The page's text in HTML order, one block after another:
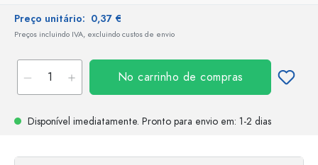
Preço unitário: 0,37 €
Preços incluindo IVA, excluindo custos de envio
No carrinho de compras
Disponível imediatamente. Pronto para envio em: 1-2 dias